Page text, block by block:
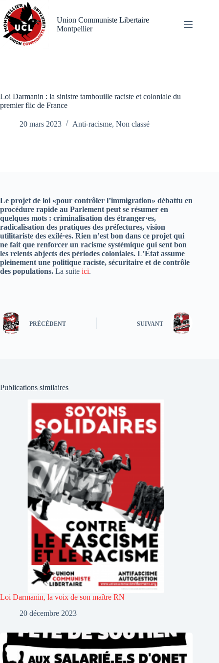
Passer
au
contenu
Union Communiste Libertaire
Montpellier
Loi Darmanin : la sinistre tambouille raciste et coloniale du
premier flic de France
20 mars 2023 Anti-racisme, Non classé
Le projet de loi «pour contrôler l’immigration» débattu en
procédure rapide au Parlement peut se résumer en
quelques mots : criminalisation des étranger·es,
radicalisation des pratiques des préfectures, vision
utilitariste des exilé·es. Rien n’est bon dans ce projet qui
ne fait que renforcer un racisme systémique qui sent bon
les relents abjects des périodes coloniales. L’État assume
pleinement une politique raciste, sécuritaire et de contrôle
des populations. La suite ici.
PRÉCÉDENT SUIVANT
Publications similaires
Loi Darmanin, la voix de son maître RN
20 décembre 2023